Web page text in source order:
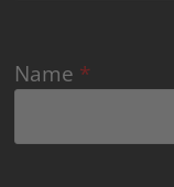
Name *